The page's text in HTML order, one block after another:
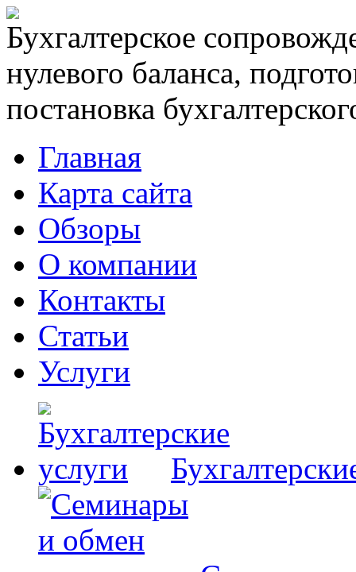
Бухгалтерское
нулевого баланса,
постановка
Главная
Карта сайта
Обзоры
О компании
Контакты
Статьи
Услуги